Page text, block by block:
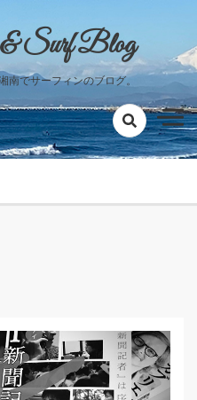
Surf Blog
南でサーフィンのブログ。